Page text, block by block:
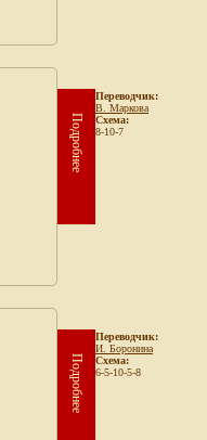
Подробнее
Переводчик:
В. Маркова
Схема:
8-10-7
Подробнее
Переводчик:
И. Боронина
Схема:
6-5-10-5-8